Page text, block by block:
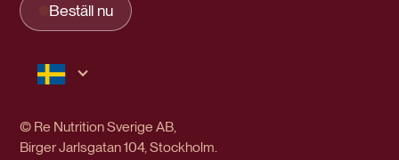
Beställ nu
© Re Nutrition Sverige AB,
Birger Jarlsgatan 104, Stockholm.